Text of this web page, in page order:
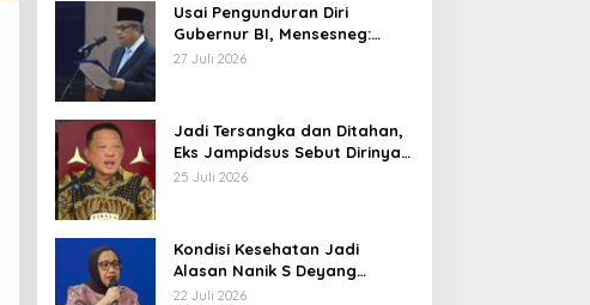
Usai Pengunduran Diri
Gubernur BI, Mensesneg:
Segera Terbit Keppres
27 Juli 2026
Jadi Tersangka dan Ditahan,
Eks Jampidsus Sebut Dirinya
Korban Kriminalisasi
25 Juli 2026
Kondisi Kesehatan Jadi
Alasan Nanik S Deyang
Mundur dari BGN, Prabowo
22 Juli 2026